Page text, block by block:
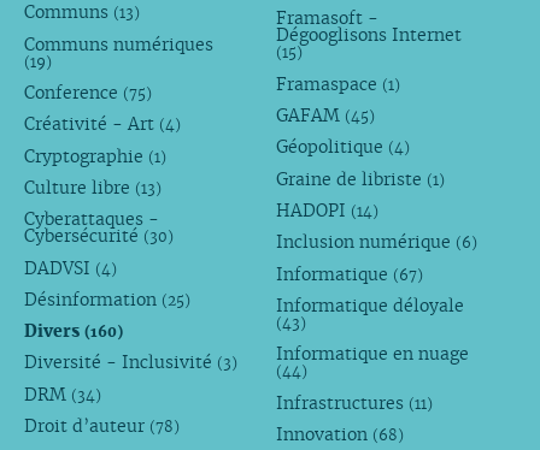
Communs (13)
Communs numériques
(19)
Conference (75)
Créativité - Art (4)
Cryptographie (1)
Culture libre (13)
Cyberattaques -
Cybersécurité (30)
DADVSI (4)
Désinformation (25)
Divers (160)
Diversité - Inclusivité (3)
DRM (34)
Droit d’auteur (78)
Framasoft -
Dégooglisons Internet
(15)
Framaspace (1)
GAFAM (45)
Géopolitique (4)
Graine de libriste (1)
HADOPI (14)
Inclusion numérique (6)
Informatique (67)
Informatique déloyale
(43)
Informatique en nuage
(44)
Infrastructures (11)
Innovation (68)